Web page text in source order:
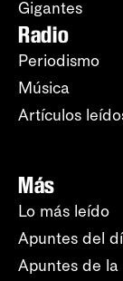
Gigantes
Radio
Periodismo
Música
Artículos
Más
Lo más leído
Apuntes del
Apuntes de la